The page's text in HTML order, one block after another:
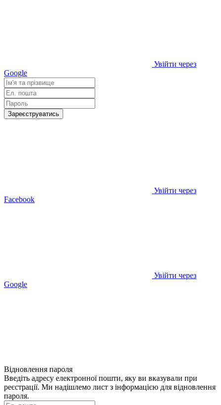
Увійти через
Google
Зареєструватись
Увійти через
Facebook
Увійти через
Google
Відновлення пароля
Введіть адресу електронної пошти, яку ви вказували при
реєстрації. Ми надішлемо лист з інформацією для відновлення
пароля.